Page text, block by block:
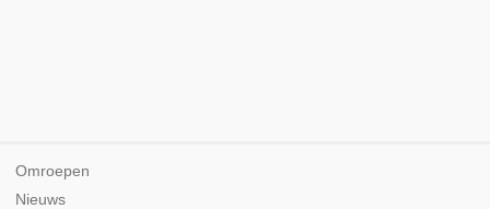
Omroepen
Nieuws